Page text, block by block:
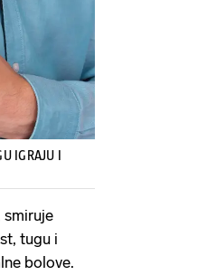
IGRAJU I
smiruje
tugu i
bolove.